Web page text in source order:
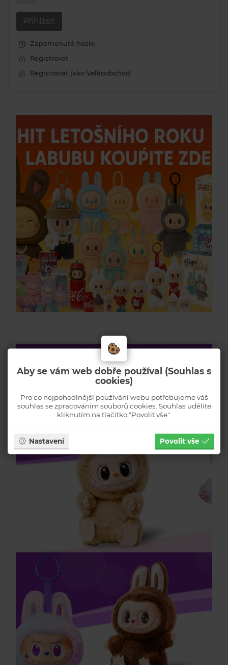
Aby se vám web dobře používal (Souhlas s
cookies)
Pro co nejpohodlnější používání webu potřebujeme váš
souhlas se zpracováním souborů cookies. Souhlas udělíte
kliknutím na tlačítko "Povolit vše".
Nastavení Povolit vše
Přihlásit
Zapomenuté heslo
Registrovat
Registrovat jako Velkoobchod